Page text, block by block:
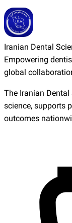
Iranian Dental
Empowering
global
The Iranian
science, supports
outcomes